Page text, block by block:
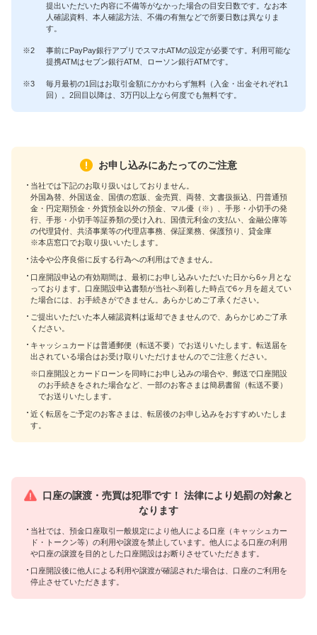
提出いただいた内容に不備等がなかった場合の目安日数です。なお本
人確認資料、本人確認方法、不備の有無などで所要日数は異なりま
す。
※2
事前にPayPay銀行アプリでスマホATMの設定が必要です。利用可能な
提携ATMはセブン銀行ATM、ローソン銀行ATMです。
※3
毎月最初の1回はお取引金額にかかわらず無料（入金・出金それぞれ1
回）。2回目以降は、3万円以上なら何度でも無料です。
お申し込みにあたってのご注意
当社では下記のお取り扱いはしておりません。
外国為替、外国送金、国債の窓販、金売買、両替、文書扱振込、円普通預
金・円定期預金・外貨預金以外の預金、マル優（※）、手形・小切手の発
行、手形・小切手等証券類の受け入れ、国債元利金の支払い、金融公庫等
の代理貸付、共済事業等の代理店事務、保証業務、保護預り、貸金庫
※本店窓口でお取り扱いいたします。
法令や公序良俗に反する行為への利用はできません。
口座開設申込の有効期間は、最初にお申し込みいただいた日から6ヶ月とな
っております。口座開設申込書類が当社へ到着した時点で6ヶ月を超えてい
た場合には、お手続きができません。あらかじめご了承ください。
ご提出いただいた本人確認資料は返却できませんので、あらかじめご了承
ください。
キャッシュカードは普通郵便（転送不要）でお送りいたします。転送届を
出されている場合はお受け取りいただけませんのでご注意ください。
※口座開設とカードローンを同時にお申し込みの場合や、郵送で口座開設
のお手続きをされた場合など、一部のお客さまは簡易書留（転送不要）
でお送りいたします。
近く転居をご予定のお客さまは、転居後のお申し込みをおすすめいたしま
す。
口座の譲渡・売買は犯罪です！ 法律により処罰の対象と
なります
当社では、預金口座取引一般規定により他人による口座（キャッシュカー
ド・トークン等）の利用や譲渡を禁止しています。他人による口座の利用
や口座の譲渡を目的とした口座開設はお断りさせていただきます。
口座開設後に他人による利用や譲渡が確認された場合は、口座のご利用を
停止させていただきます。